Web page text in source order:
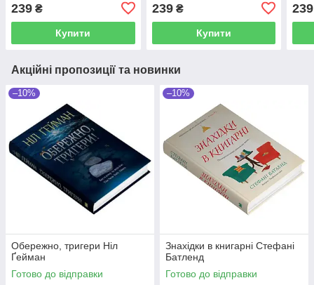
239 ₴
Купити
239₴
Купити
239
Акційні пропозиції та новинки
–10%
Обережно, тригери Ніл
Ґейман
Готово до відправки
–10%
Знахідки в книгарні Стефані
Батленд
Готово до відправки